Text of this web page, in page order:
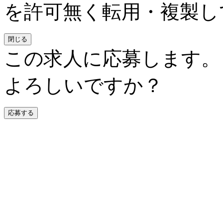
を許可無く転用・複製
閉じる
この求人に応募します。
よろしいですか？
応募する